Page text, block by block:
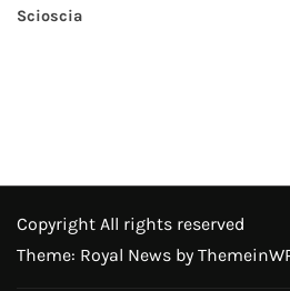
Scioscia
Copyright All rights reserved
Theme: Royal News by